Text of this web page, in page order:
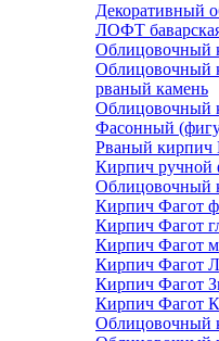
Декоративный
ЛОФТ
Облицовочный
Облицовочный
рваный камень
Облицовочный
Фасонный
Рваный
Кирпич ручной
Кирпич Фагот
Кирпич Фагот
Кирпич Фагот
Кирпич Фагот
Кирпич Фагот
Кирпич Фагот